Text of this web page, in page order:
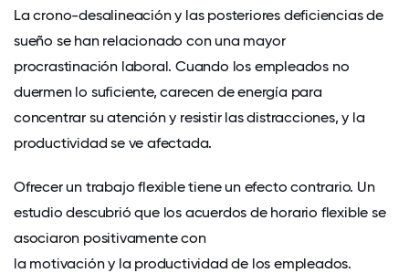
La crono-desalineación y las posteriores deficiencias de
sueño se han relacionado con una mayor
procrastinación laboral. Cuando los empleados no
duermen lo suficiente, carecen de energía para
concentrar su atención y resistir las distracciones, y la
productividad se ve afectada.
Ofrecer un trabajo flexible tiene un efecto contrario. Un
estudio descubrió que los acuerdos de horario flexible se
asociaron positivamente con
la motivación y la productividad de los empleados.